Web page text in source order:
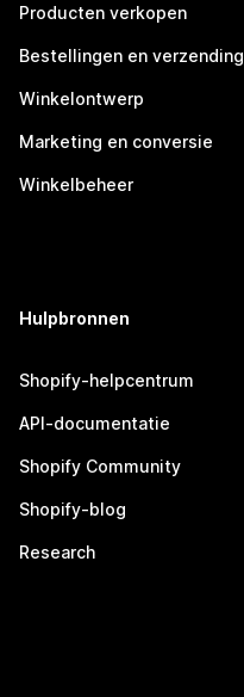
Producten verkopen
Bestellingen en verzending
Winkelontwerp
Marketing en conversie
Winkelbeheer
Hulpbronnen
Shopify-helpcentrum
API-documentatie
Shopify Community
Shopify-blog
Research